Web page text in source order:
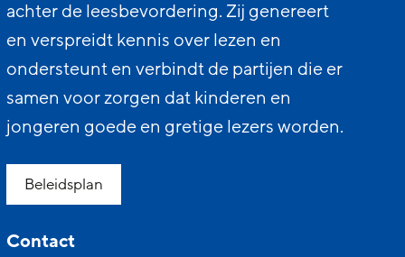
achter de leesbevordering. Zij genereert
en verspreidt kennis over lezen en
ondersteunt en verbindt de partijen die er
samen voor zorgen dat kinderen en
jongeren goede en gretige lezers worden.
Beleidsplan
Contact